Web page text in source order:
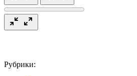
Рубрики: